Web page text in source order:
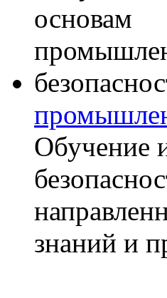
Обучение
знаний и